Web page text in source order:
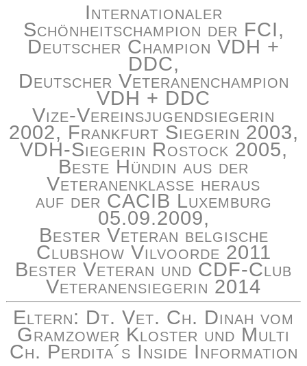
Internationaler
Schönheitschampion der FCI,
Deutscher Champion VDH +
DDC,
Deutscher Veteranenchampion
VDH + DDC
Vize-Vereinsjugendsiegerin
2002, Frankfurt Siegerin 2003,
VDH-Siegerin Rostock 2005,
Beste Hündin aus der
Veteranenklasse heraus
auf der CACIB Luxemburg
05.09.2009,
Bester Veteran belgische
Clubshow Vilvoorde 2011
Bester Veteran und CDF-Club
Veteranensiegerin 2014
Eltern: Dt. Vet. Ch. Dinah vom
Gramzower Kloster und Multi
Ch. Perdita´s Inside Information